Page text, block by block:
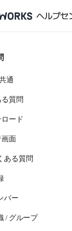
通
質問
ード
面
ある質問
バー
/ グループ